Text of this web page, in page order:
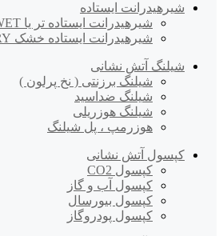
شیرهیدرانت ایستاده
شیرهیدرانت ایستاده تر یا WET
شیرهیدرانت ایستاده خشک DRY
شیلنگ آتش نشانی
شیلنگ برزنتی ( نخ پرلون )
شیلنگ ضداسید
شیلنگ هوزریلی
هوزرمپ ، پل شیلنگ
کپسول آتش نشانی
کپسول CO2
کپسول آب و گاز
کپسول بیورسال
کپسول پودروگاز